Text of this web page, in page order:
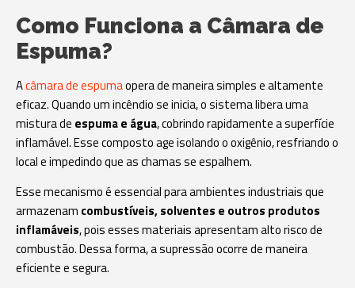
Como Funciona a Câmara de
Espuma?
Acâmara de espumaopera de maneira simples e altamente
eficaz. Quando um incêndio se inicia, o sistema libera uma
mistura de espuma e água, cobrindo rapidamente a superfície
inflamável. Esse composto age isolando o oxigênio, resfriando o
local e impedindo que as chamas se espalhem.
Esse mecanismo é essencial para ambientes industriais que
armazenam combustíveis, solventes e outros produtos
inflamáveis, pois esses materiais apresentam alto risco de
combustão. Dessa forma, a supressão ocorre de maneira
eficiente e segura.